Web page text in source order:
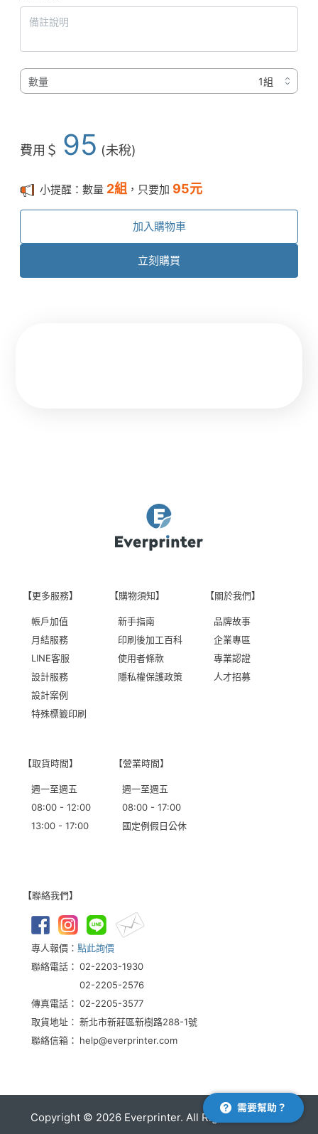
數量
費用＄ 95 (未稅)
小提醒：數量 2組 ，只要加 95元
加入購物車
立刻購買
【更多服務】
帳戶加值
月結服務
LINE客服
設計服務
設計案例
特殊標籤印刷
【購物須知】
新手指南
印刷後加工百科
使用者條款
隱私權保護政策
【關於我們】
品牌故事
企業專區
專業認證
人才招募
【取貨時間】
週一至週五
08:00 - 12:00
13:00 - 17:00
【營業時間】
週一至週五
08:00 - 17:00
國定例假日公休
【聯絡我們】
專人報價： 點此詢價
聯絡電話： 02-2203-1930
02-2205-2576
傳真電話： 02-2205-3577
取貨地址： 新北市新莊區新樹路288-1號
聯絡信箱： help@everprinter.com
Copyright © 2026 Everprinter. All Rights Reserved.